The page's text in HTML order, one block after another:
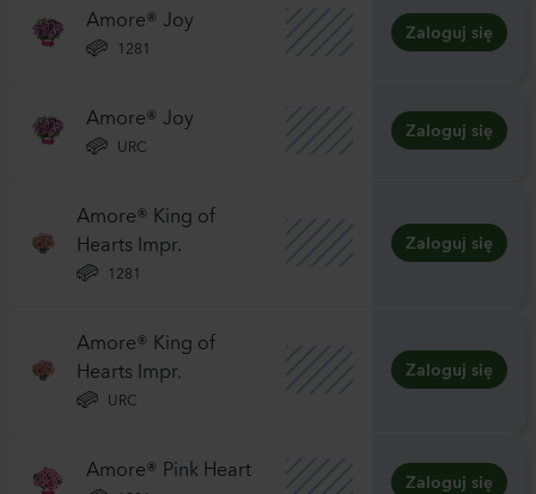
Amore® Joy
1281
Zaloguj się
Amore® Joy
URC
Zaloguj się
Amore® King of
Hearts Impr.
1281
Zaloguj się
Amore® King of
Hearts Impr.
URC
Zaloguj się
Amore® Pink Heart
Zaloguj się